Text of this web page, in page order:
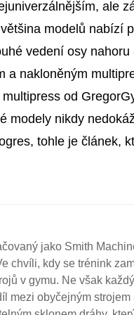
ale
modelů nabízí
vedení osy
a nakloněným
od
modely nikdy
tohle je článek,
jako Smith
chvíli, kdy se trénink
v gymu. Ne však
mezi obyčejným